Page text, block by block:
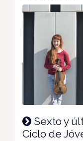
Sexto y
Ciclo de